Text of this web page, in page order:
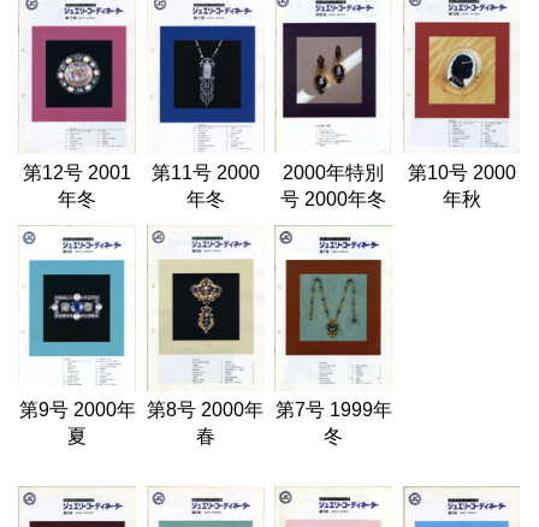
第12号 2001
年冬
第11号 2000
年冬
2000年特別
号 2000年冬
第10号 2000
年秋
第9号 2000年
夏
第8号 2000年
春
第7号 1999年
冬